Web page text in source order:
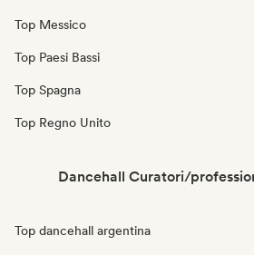
Top Messico
Top Paesi Bassi
Top Spagna
Top Regno Unito
Dancehall Curatori/
Top dancehall argentina